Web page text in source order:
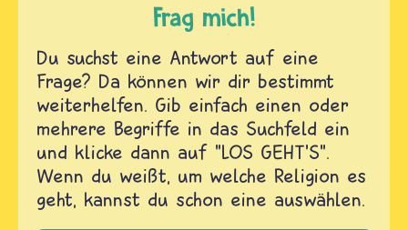
Frag mich!
Du suchst eine Antwort auf eine
Frage? Da können wir dir bestimmt
weiterhelfen. Gib einfach einen oder
mehrere Begriffe in das Suchfeld ein
und klicke dann auf "LOS GEHT'S".
Wenn du weißt, um welche Religion es
geht, kannst du schon eine auswählen.